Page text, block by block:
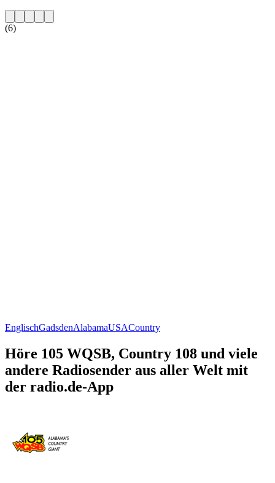
(6)
EnglischGadsdenAlabamaUSACountry
Höre 105 WQSB, Country 108 und viele
andere Radiosender aus aller Welt mit
der radio.de-App